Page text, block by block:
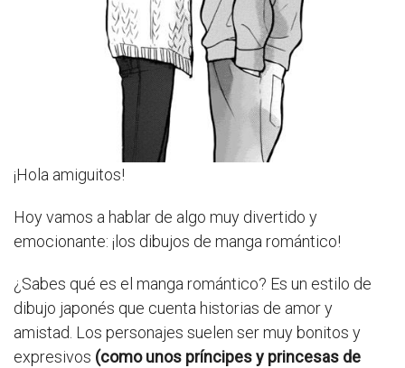
¡Hola amiguitos!
Hoy vamos a hablar de algo muy divertido y
emocionante: ¡los dibujos de manga romántico!
¿Sabes qué es el manga romántico? Es un estilo de
dibujo japonés que cuenta historias de amor y
amistad. Los personajes suelen ser muy bonitos y
expresivos (como unos príncipes y princesas de